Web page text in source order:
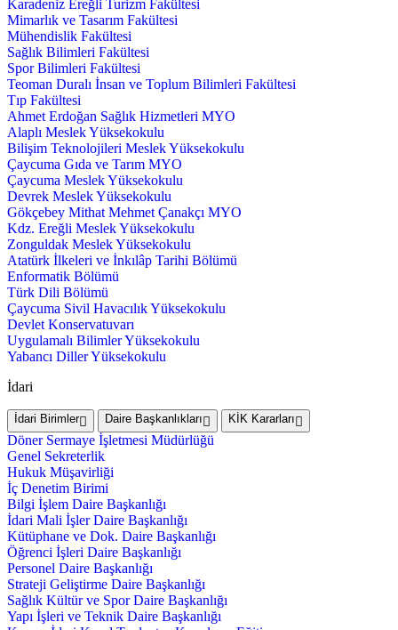
Karadeniz Ereğli Turizm Fakültesi
Mimarlık ve Tasarım Fakültesi
Mühendislik Fakültesi
Sağlık Bilimleri Fakültesi
Spor Bilimleri Fakültesi
Teoman Duralı İnsan ve Toplum Bilimleri Fakültesi
Tıp Fakültesi
Ahmet Erdoğan Sağlık Hizmetleri MYO
Alaplı Meslek Yüksekokulu
Bilişim Teknolojileri Meslek Yüksekokulu
Çaycuma Gıda ve Tarım MYO
Çaycuma Meslek Yüksekokulu
Devrek Meslek Yüksekokulu
Gökçebey Mithat Mehmet Çanakçı MYO
Kdz. Ereğli Meslek Yüksekokulu
Zonguldak Meslek Yüksekokulu
Atatürk İlkeleri ve İnkılâp Tarihi Bölümü
Enformatik Bölümü
Türk Dili Bölümü
Çaycuma Sivil Havacılık Yüksekokulu
Devlet Konservatuvarı
Uygulamalı Bilimler Yüksekokulu
Yabancı Diller Yüksekokulu
İdari
İdari Birimler Daire Başkanlıkları KİK Kararları
Döner Sermaye İşletmesi Müdürlüğü
Genel Sekreterlik
Hukuk Müşavirliği
İç Denetim Birimi
Bilgi İşlem Daire Başkanlığı
İdari Mali İşler Daire Başkanlığı
Kütüphane ve Dok. Daire Başkanlığı
Öğrenci İşleri Daire Başkanlığı
Personel Daire Başkanlığı
Strateji Geliştirme Daire Başkanlığı
Sağlık Kültür ve Spor Daire Başkanlığı
Yapı İşleri ve Teknik Daire Başkanlığı